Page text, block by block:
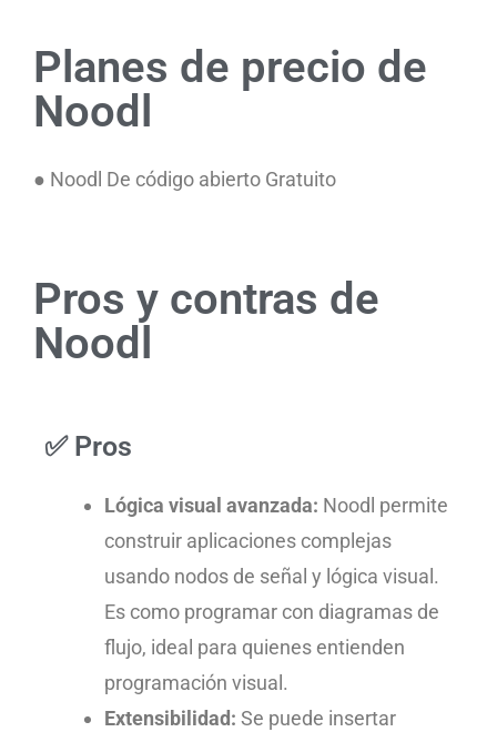
Planes de precio de
Noodl
● Noodl De código abierto Gratuito
Pros y contras de
Noodl
✅ Pros
Lógica visual avanzada: Noodl permite
construir aplicaciones complejas
usando nodos de señal y lógica visual.
Es como programar con diagramas de
flujo, ideal para quienes entienden
programación visual.
Extensibilidad: Se puede insertar